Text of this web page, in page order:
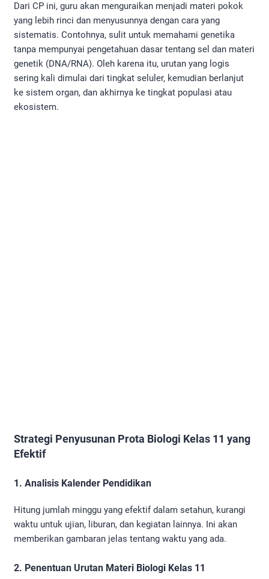
Dari CP ini, guru akan menguraikan menjadi materi pokok
yang lebih rinci dan menyusunnya dengan cara yang
sistematis. Contohnya, sulit untuk memahami genetika
tanpa mempunyai pengetahuan dasar tentang sel dan materi
genetik (DNA/RNA). Oleh karena itu, urutan yang logis
sering kali dimulai dari tingkat seluler, kemudian berlanjut
ke sistem organ, dan akhirnya ke tingkat populasi atau
ekosistem.
Strategi Penyusunan Prota Biologi Kelas 11 yang
Efektif
1. Analisis Kalender Pendidikan
Hitung jumlah minggu yang efektif dalam setahun, kurangi
waktu untuk ujian, liburan, dan kegiatan lainnya. Ini akan
memberikan gambaran jelas tentang waktu yang ada.
2. Penentuan Urutan Materi Biologi Kelas 11